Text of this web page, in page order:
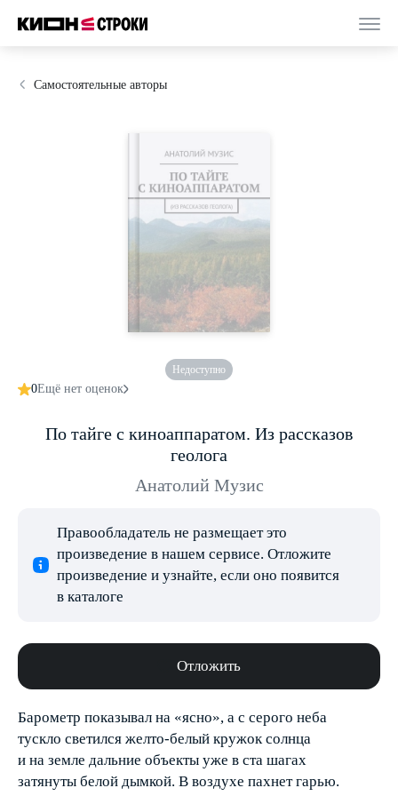
Самостоятельные авторы
Недоступно
0Ещё нет оценок
По тайге с киноаппаратом. Из рассказов
геолога
Анатолий Музис
Правообладатель не размещает это
произведение в нашем сервисе. Отложите
произведение и узнайте, если оно появится
в каталоге
Отложить
Барометр показывал на «ясно», а с серого неба
тускло светился желто-белый кружок солнца
и на земле дальние объекты уже в ста шагах
затянуты белой дымкой. В воздухе пахнет гарью.